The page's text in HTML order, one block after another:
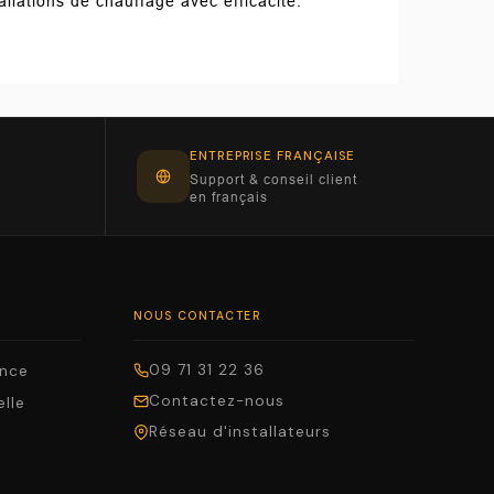
ENTREPRISE FRANÇAISE
Support & conseil client
en français
NOUS CONTACTER
09 71 31 22 36
Contactez-nous
Réseau d'installateurs